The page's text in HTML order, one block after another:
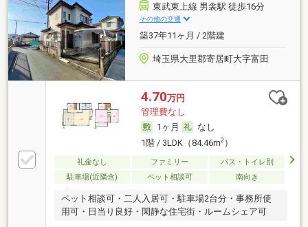
東武東上線 男衾駅 徒歩16分
その他の交通
築37年11ヶ月 / 2階建
埼玉県大里郡寄居町大字富田
4.70万円
管理費なし
1ヶ月
なし
1階 / 3LDK（84.46m2）
礼金なし ファミリー
バス・トイレ別
駐車場(近隣含)
ペット相談可 南向き
ペット相談可・二人入居可・駐車場2台分・事務所使
用可・日当り良好・閑静な住宅街・ルームシェア可